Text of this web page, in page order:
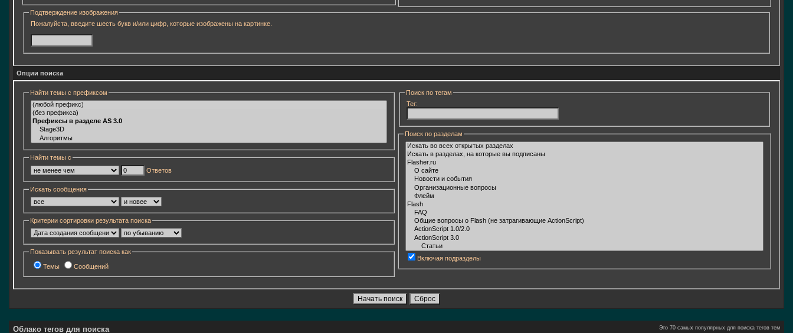
Подтверждение изображения
Пожалуйста, введите шесть букв и/или цифр, которые изображены на картинке.
Опции поиска
Найти темы с префиксом
Найти темы с
Ответов
Искать сообщения
Критерии сортировки результата поиска
Показывать результат поиска как
Темы Сообщений
Поиск по тегам
Тег:
Поиск по разделам
Включая подразделы
Это 70 самых популярных для поиска тегов тем
Облако тегов для поиска